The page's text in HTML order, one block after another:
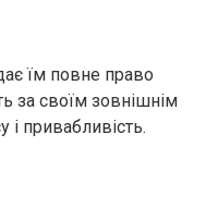
їм повне право
за своїм зовнішнім
привабливість.